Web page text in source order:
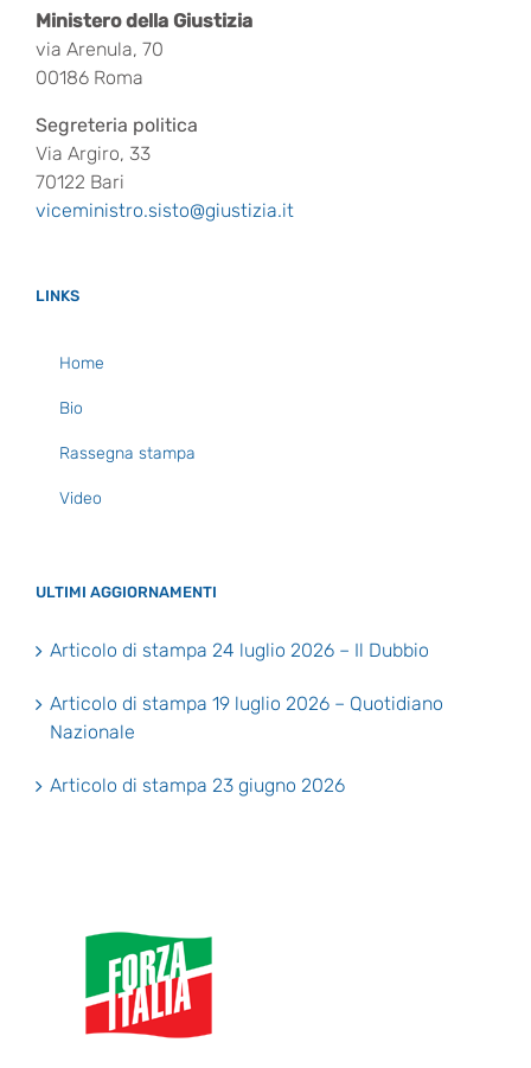
Ministero della Giustizia
via Arenula, 70
00186 Roma
Segreteria politica
Via Argiro, 33
70122 Bari
viceministro.sisto@giustizia.it
LINKS
Home
Bio
Rassegna stampa
Video
ULTIMI AGGIORNAMENTI
Articolo di stampa 24 luglio 2026 – Il Dubbio
Articolo di stampa 19 luglio 2026 – Quotidiano
Nazionale
Articolo di stampa 23 giugno 2026